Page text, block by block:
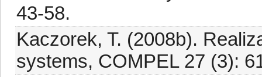
43-58.
Kaczorek, T. (2008b).
systems, COMPEL 27 (3):